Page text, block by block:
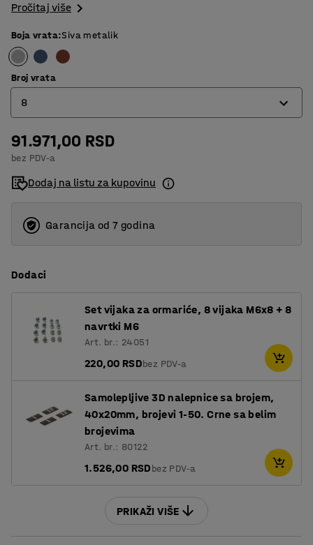
Pročitaj više
Boja vrata:Siva metalik
Broj vrata
8
8
12
16
91.971,00 RSD
bez PDV-a
Dodaj na listu za kupovinu
Garancija od 7 godina
Dodaci
Set vijaka za ormariće, 8 vijaka M6x8 + 8
navrtki M6
Art. br.: 24051
220,00 RSDbez PDV-a
Samolepljive 3D nalepnice sa brojem,
40x20mm, brojevi 1-50. Crne sa belim
brojevima
Art. br.: 80122
1.526,00 RSDbez PDV-a
PRIKAŽI VIŠE